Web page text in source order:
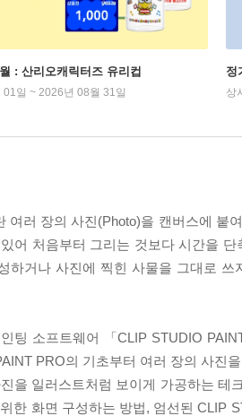
: 산리오캐릭터즈 유리컵
일 ~ 2026년 08월 31일
정
상
여러 장의 사진(Photo)을 캔버스에 붙
어 처음부터 그리는 것보다 시간을
하거나 사진에 찍힌 사물을 그대로
팅 소프트웨어 「CLIP STUDIO
PRO의 기초부터 여러 장의 사진
을 일러스트처럼 보이게 가공하는 테
한 화면 구성하는 방법, 엄선된 CLIP